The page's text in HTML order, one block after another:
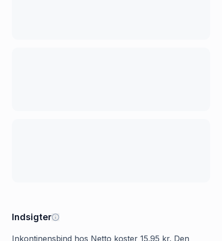
Indsigter
Inkontinensbind hos Netto koster 15.95 kr. Den